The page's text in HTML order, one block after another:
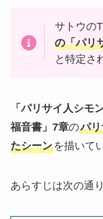
サトウの
の「パリ
と特定さ
「パリサイ人シモ
福音書」7章のパ
たシーンを描いて
あらすじは次の通り